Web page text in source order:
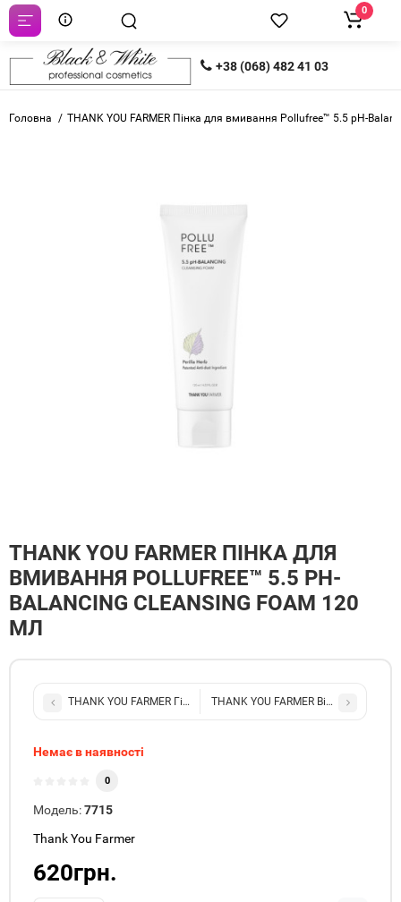
+38 (068) 482 41 03
0
Головна THANK YOU FARMER Пінка для вмивання Pollufree™ 5.5 pH-
THANK YOU FARMER ПІНКА ДЛЯ
ВМИВАННЯ POLLUFREE™ 5.5 PH-
BALANCING CLEANSING FOAM 120
МЛ
THANK YOU FARMER Гідрофільна олія Pollufree™ Pore Deep
THANK YOU FARMER Вітамінний
Немає в наявності
0
Модель:7715
Thank You Farmer
620грн.